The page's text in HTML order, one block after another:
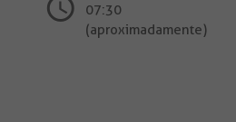
07:30
(aproximadamente)